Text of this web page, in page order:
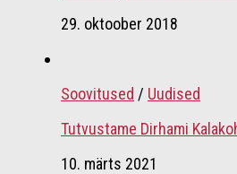
29. oktoober 2018
Soovitused / Uudised
Tutvustame Dirhami
10. märts 2021